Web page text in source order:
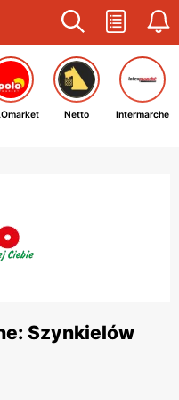
Netto Intermarche
Szynkielów